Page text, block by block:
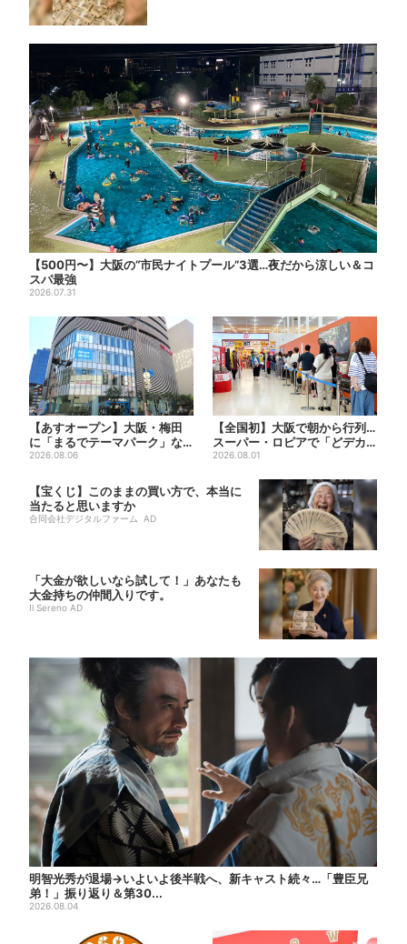
【500円〜】大阪の“市民ナイトプール”3選…夜だから涼しい＆コ
スパ最強
2026.07.31
【あすオープン】大阪・梅田
に「まるでテーマパーク」な
巨大スポーツ店、461ブラン...
2026.08.06
【全国初】大阪で朝から行列…
スーパー・ロピアで「どデカ
抽選会」、開始30分で“1...
2026.08.01
【宝くじ】このままの買い方で、本当に
当たると思いますか
合同会社デジタルファーム AD
「大金が欲しいなら試して！」あなたも
大金持ちの仲間入りです。
Il Sereno AD
明智光秀が退場→いよいよ後半戦へ、新キャスト続々…「豊臣兄
弟！」振り返り＆第30...
2026.08.04